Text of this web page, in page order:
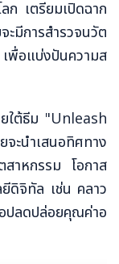
ก เตรียมเปิดฉาก
มีการสำรวจนวัต
พื่อแบ่งปันความส
ใต้ธีม "Unleash
ะนำเสนอทิศทาง
สาหกรรม โอกาส
ยีดิจิทัล เช่น คลาว
ปลดปล่อยคุณค่าอ